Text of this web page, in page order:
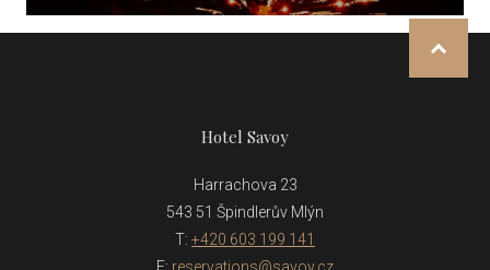
Hotel Savoy
Harrachova 23
543 51 Špindlerův Mlýn
T: +420 603 199 141